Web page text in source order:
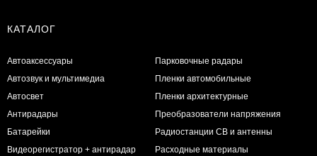
КАТАЛОГ
Автоаксессуары
Автозвук и мультимедиа
Автосвет
Антирадары
Батарейки
Видеорегистратор + антирадар
Парковочные радары
Пленки автомобильные
Пленки архитектурные
Преобразователи напряжения
Радиостанции CB и антенны
Расходные материалы